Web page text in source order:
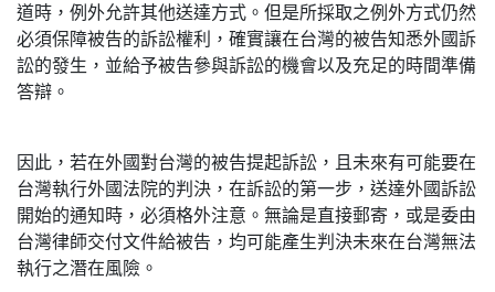
道時，例外允許其他送達方式。但是所採取之例外方式仍然
必須保障被告的訴訟權利，確實讓在台灣的被告知悉外國訴
訟的發生，並給予被告參與訴訟的機會以及充足的時間準備
答辯。
因此，若在外國對台灣的被告提起訴訟，且未來有可能要在
台灣執行外國法院的判決，在訴訟的第一步，送達外國訴訟
開始的通知時，必須格外注意。無論是直接郵寄，或是委由
台灣律師交付文件給被告，均可能產生判決未來在台灣無法
執行之潛在風險。